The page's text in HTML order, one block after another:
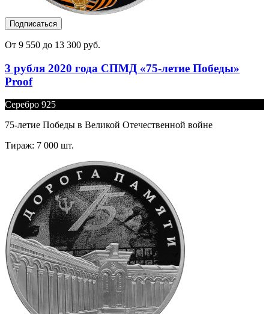
Подписаться
От 9 550 до 13 300 руб.
3 рубля 2020 года СПМД «75-летие Победы»
Proof
Серебро 925
75-летие Победы в Великой Отечественной войне
Тираж: 7 000 шт.